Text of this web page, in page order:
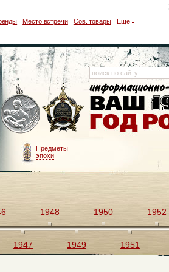
Место встречи Сов. товары Еще
Предметы
эпохи
1947
1948
1949
1950
1951
1952